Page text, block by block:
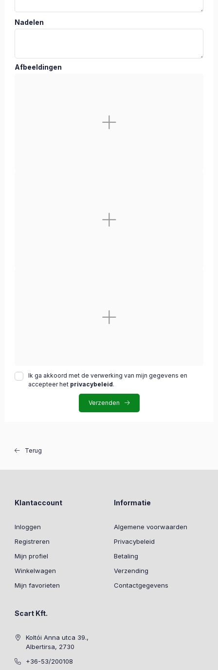
Nadelen
Afbeeldingen
Ik ga akkoord met de verwerking van mijn gegevens en
accepteer het privacybeleid.
Verzenden
Terug
Klantaccount
Inloggen
Registreren
Mijn profiel
Winkelwagen
Mijn favorieten
Informatie
Algemene voorwaarden
Privacybeleid
Betaling
Verzending
Contactgegevens
Scart Kft.
Koltói Anna utca 39.,
Albertirsa, 2730
+36-53/200108